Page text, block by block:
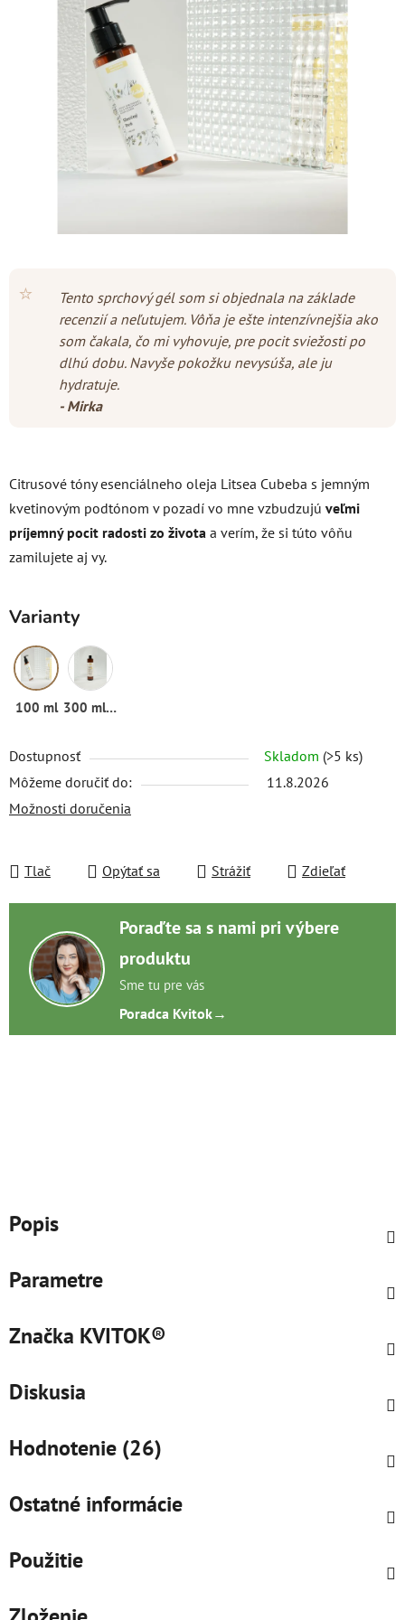
⭐
Tento sprchový gél som si objednala na základe
recenzií a neľutujem. Vôňa je ešte intenzívnejšia ako
som čakala, čo mi vyhovuje, pre pocit sviežosti po
dlhú dobu. Navyše pokožku nevysúša, ale ju
hydratuje.
- Mirka
Citrusové tóny esenciálneho oleja Litsea Cubeba s jemným
kvetinovým podtónom v pozadí vo mne vzbudzujú veľmi
príjemný pocit radosti zo života a verím, že si túto vôňu
zamilujete aj vy.
Varianty
100 ml 300 ml (refill)
Dostupnosť Skladom (>5 ks)
Môžeme doručiť do:
11.8.2026
Možnosti doručenia
Tlač Opýtať sa Strážiť Zdieľať
Poraďte sa s nami pri výbere
produktu
Sme tu pre vás
Poradca Kvitok→
Popis
Parametre
Značka KVITOK®
Diskusia
Hodnotenie (26)
Ostatné informácie
Použitie